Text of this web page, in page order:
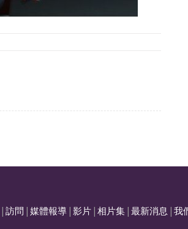
訪問 媒體報導 影片 相片集 最新消息 我